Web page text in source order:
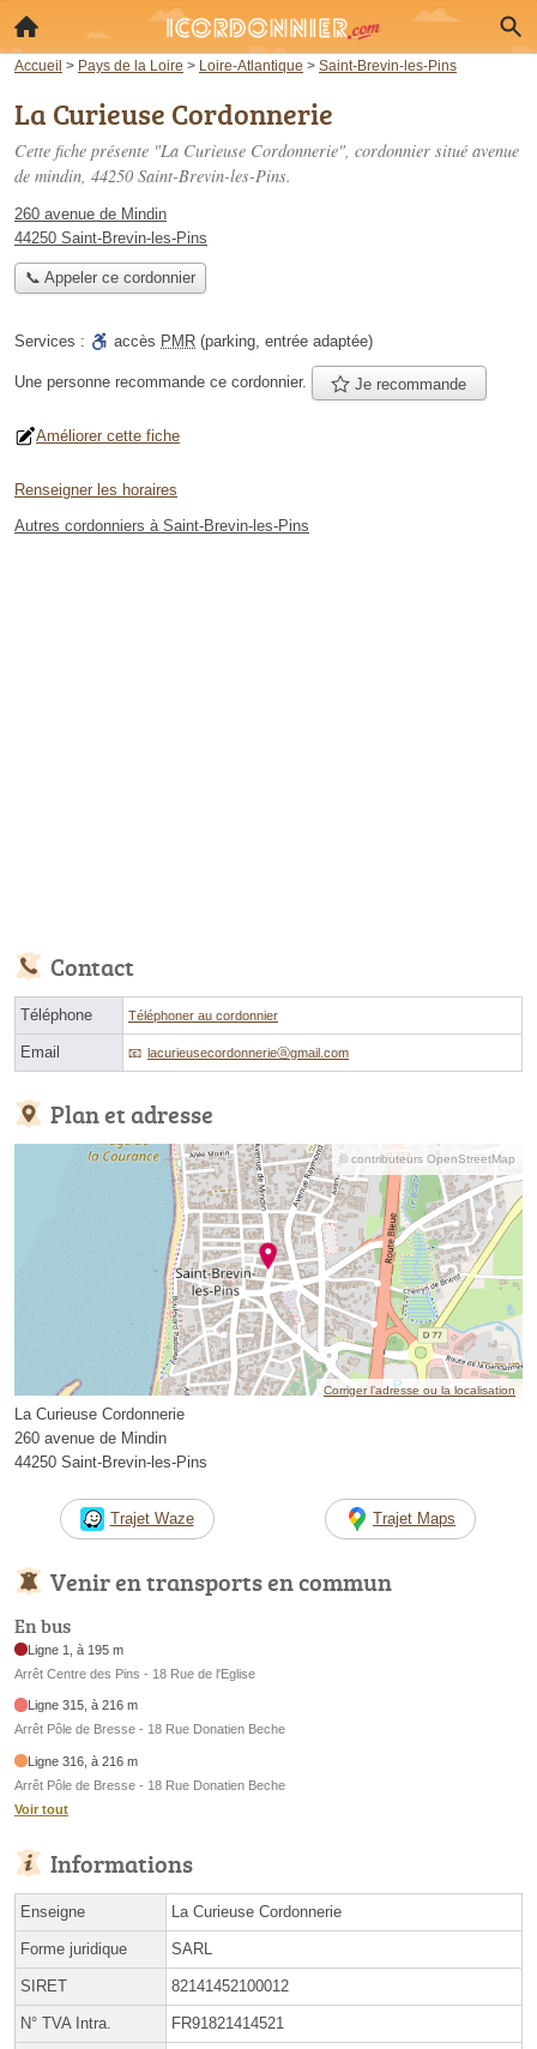
Accueil > Pays de la Loire > Loire-Atlantique > Saint-Brevin-les-Pins
La Curieuse Cordonnerie
Cette fiche présente "La Curieuse Cordonnerie", cordonnier situé avenue
de mindin, 44250 Saint-Brevin-les-Pins.
260 avenue de Mindin
44250 Saint-Brevin-les-Pins
📞 Appeler ce cordonnier
Services : accès PMR (parking, entrée adaptée)
Une personne recommande ce cordonnier. Je recommande
Améliorer cette fiche
Renseigner les horaires
Autres cordonniers à Saint-Brevin-les-Pins
Contact
Téléphone Téléphoner au cordonnier
Email lacurieusecordonnerieⓐgmail.com
Plan et adresse
© contributeurs OpenStreetMap
Corriger l’adresse ou la localisation
La Curieuse Cordonnerie
260 avenue de Mindin
44250 Saint-Brevin-les-Pins
Trajet Waze Trajet Maps
Venir en transports en commun
En bus
Ligne 1, à 195 m
Arrêt Centre des Pins - 18 Rue de l'Eglise
Ligne 315, à 216 m
Arrêt Pôle de Bresse - 18 Rue Donatien Beche
Ligne 316, à 216 m
Arrêt Pôle de Bresse - 18 Rue Donatien Beche
Voir tout
Informations
Enseigne La Curieuse Cordonnerie
Forme juridique SARL
SIRET 82141452100012
N° TVA Intra. FR91821414521